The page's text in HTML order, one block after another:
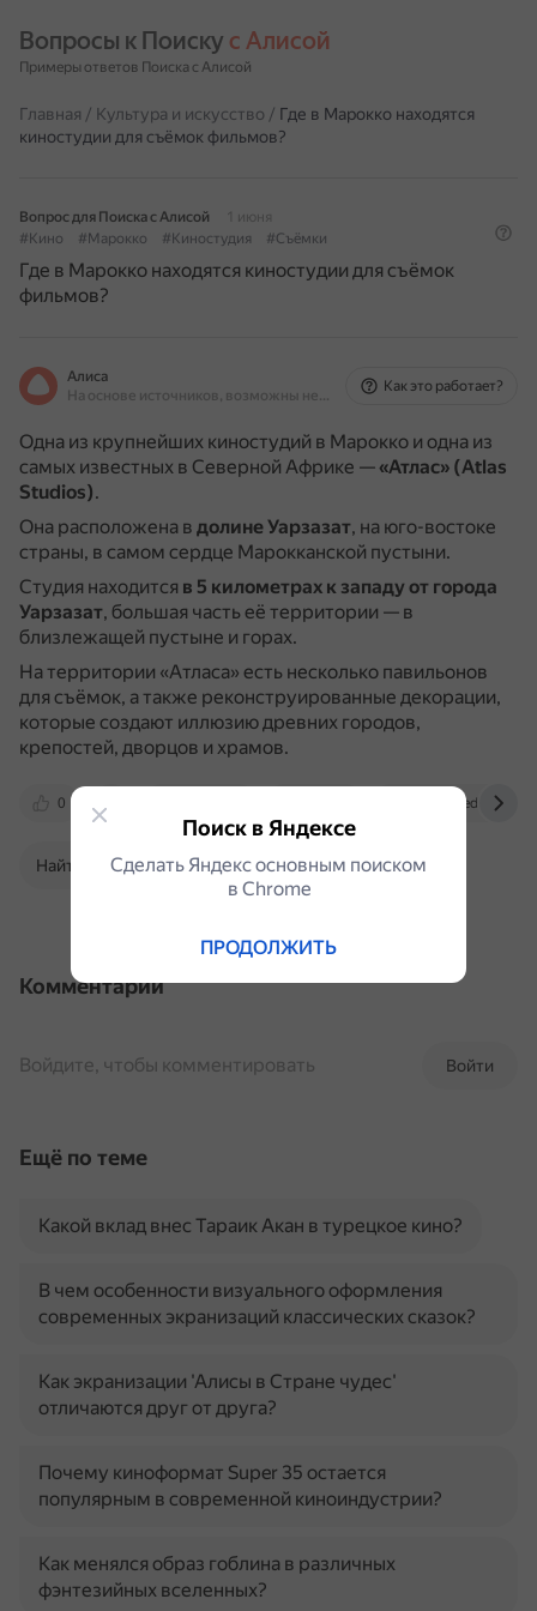
Вопросы к Поиску с Алисой
Примеры ответов Поиска с Алисой
Главная / Культура и искусство / Где в Марокко находятся
киностудии для съёмок фильмов?
Вопрос для Поиска с Алисой
1 июня
#Кино
#Марокко #Киностудия #Съёмки
Где в Марокко находятся киностудии для съёмок
фильмов?
Алиса
На основе источников, возможны неточности
Как это работает?
Одна из крупнейших киностудий в Марокко и одна из
самых известных в Северной Африке —«Атлас» (Atlas
Studios).
Она расположена в долине Уарзазат, на юго-востоке
страны, в самом сердце Марокканской пустыни.
Студия находится в 5 километрах к западу от города
Уарзазат, большая часть её территории — в
близлежащей пустыне и горах.
На территории «Атласа» есть несколько павильонов
для съёмок, а также реконструированные декорации,
которые создают иллюзию древних городов,
крепостей, дворцов и храмов.
0 en.wikipedia.org
Найти в Поиске
Комментарии
Войти
Войдите, чтобы комментировать
Ещё по теме
Какой вклад внес Тараик Акан в турецкое кино?
В чем особенности визуального оформления
современных экранизаций классических сказок?
Как экранизации 'Алисы в Стране чудес'
отличаются друг от друга?
Почему киноформат Super 35 остается
популярным в современной киноиндустрии?
Как менялся образ гоблина в различных
фэнтезийных вселенных?
Поиск в Яндексе
Сделать Яндекс основным поиском
в Сhrome
ПРОДОЛЖИТЬ